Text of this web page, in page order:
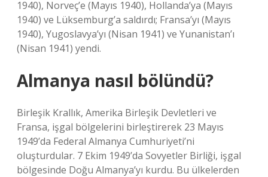
1940), Norveç’e (Mayıs 1940), Hollanda’ya (Mayıs
1940) ve Lüksemburg’a saldırdı; Fransa’yı (Mayıs
1940), Yugoslavya’yı (Nisan 1941) ve Yunanistan’ı
(Nisan 1941) yendi.
Almanya nasıl bölündü?
Birleşik Krallık, Amerika Birleşik Devletleri ve
Fransa, işgal bölgelerini birleştirerek 23 Mayıs
1949’da Federal Almanya Cumhuriyeti’ni
oluşturdular. 7 Ekim 1949’da Sovyetler Birliği, işgal
bölgesinde Doğu Almanya’yı kurdu. Bu ülkelerden